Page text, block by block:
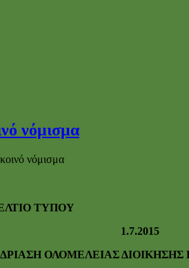
νόμισμα
νόμισμα
ΤΥΠΟΥ
ΔΙΟΙΚΗΣΗΣ